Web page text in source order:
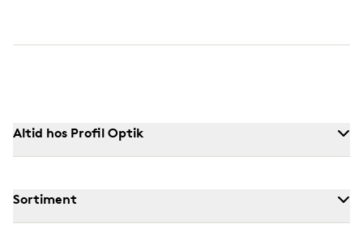
Altid hos Profil Optik
Sortiment